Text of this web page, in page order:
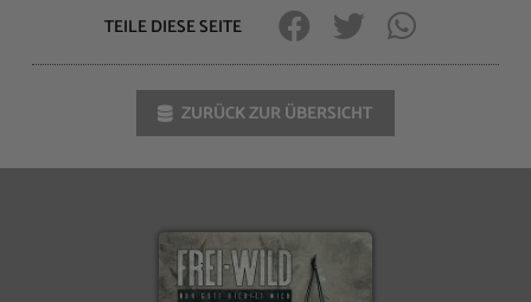
TEILE DIESE SEITE
ZURÜCK ZUR ÜBERSICHT